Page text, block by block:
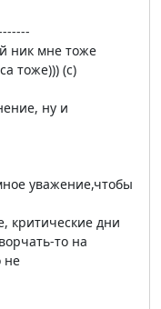
ник мне тоже
тоже))) (c)
ну и
уважение,чтобы
критические дни
то на
не